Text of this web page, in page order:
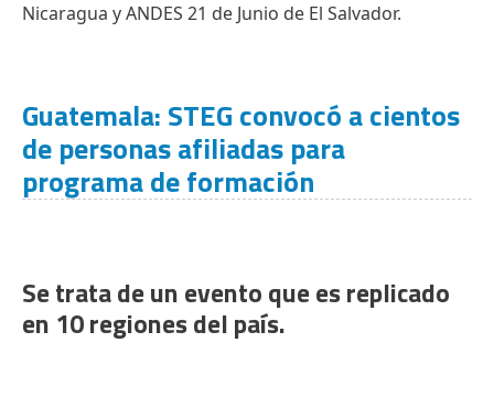
Nicaragua y ANDES 21 de Junio de El Salvador.
Guatemala: STEG convocó a cientos
de personas afiliadas para
programa de formación
Se trata de un evento que es replicado
en 10 regiones del país.